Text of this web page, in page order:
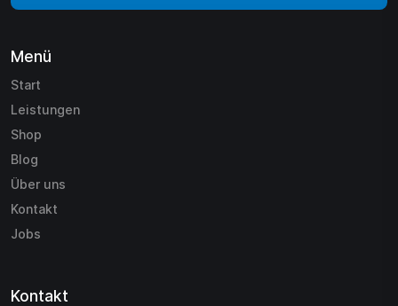
Menü
Start
Leistungen
Shop
Blog
Über uns
Kontakt
Jobs
Kontakt